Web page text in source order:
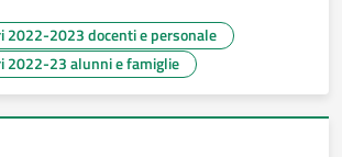
2022-2023 docenti e personale
2022-23 alunni e famiglie